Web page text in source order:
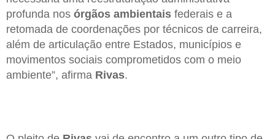
profunda nos órgãos ambientais federais e a
retomada de coordenações por técnicos de carreira,
além de articulação entre Estados, municípios e
movimentos sociais comprometidos com o meio
ambiente”, afirma Rivas.